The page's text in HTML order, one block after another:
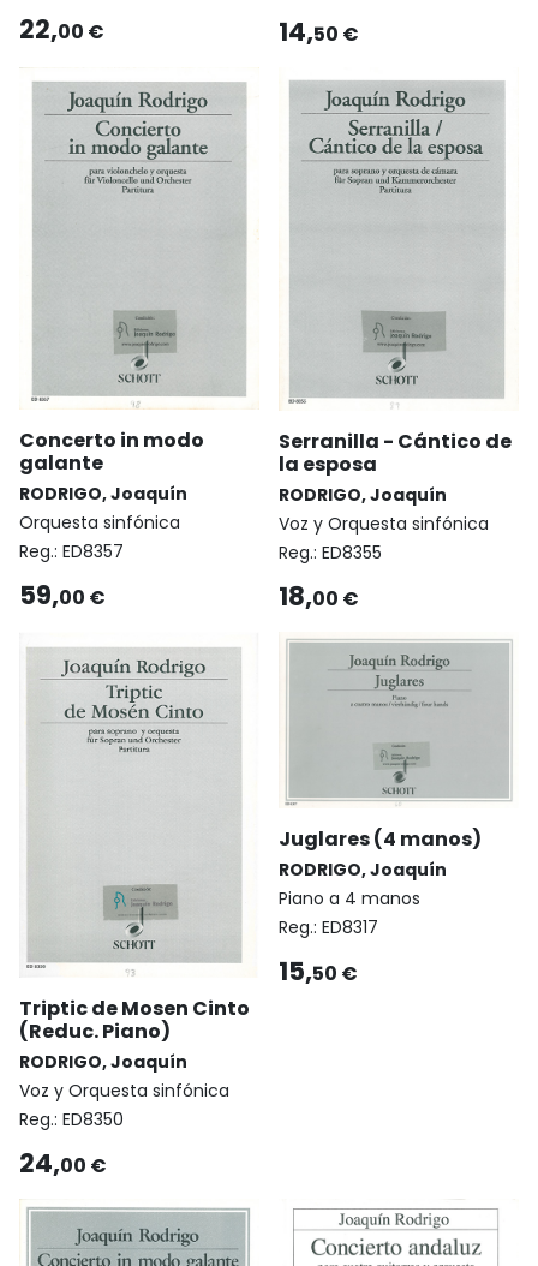
22,00 € 14,50 €
Concerto in modo
galante
RODRIGO, Joaquín
Orquesta sinfónica
Reg.: ED8357
59,00 €
Serranilla - Cántico de
la esposa
RODRIGO, Joaquín
Voz y Orquesta sinfónica
Reg.: ED8355
18,00 €
Triptic de Mosen Cinto
(Reduc. Piano)
RODRIGO, Joaquín
Voz y Orquesta sinfónica
Reg.: ED8350
24,00 €
Juglares (4 manos)
RODRIGO, Joaquín
Piano a 4 manos
Reg.: ED8317
15,50 €